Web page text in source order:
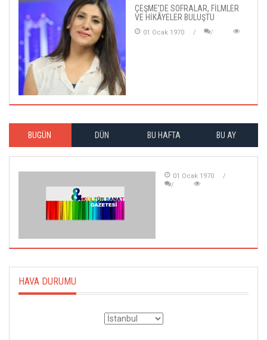
ÇEŞME'DE SOFRALAR, FİLMLER
VE HİKÂYELER BULUŞTU
01 Ocak 1970
BUGÜN DÜN BU HAFTA BU AY
01 Ocak 1970
HAVA DURUMU